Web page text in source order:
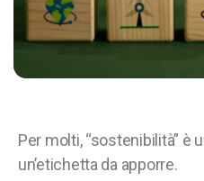
Per molti, “sostenibilità” è
un’etichetta da apporre.